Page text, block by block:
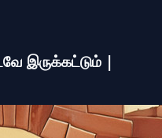
இருக்கட்டும் |